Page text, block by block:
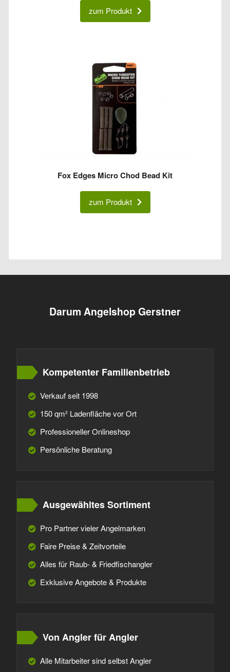
zum Produkt
Fox Edges Micro Chod Bead Kit
zum Produkt
Darum Angelshop Gerstner
Kompetenter Familienbetrieb
Verkauf seit 1998
150 qm² Ladenfläche vor Ort
Professioneller Onlineshop
Persönliche Beratung
Ausgewähltes Sortiment
Pro Partner vieler Angelmarken
Faire Preise & Zeitvorteile
Alles für Raub- & Friedfischangler
Exklusive Angebote & Produkte
Von Angler für Angler
Alle Mitarbeiter sind selbst Angler